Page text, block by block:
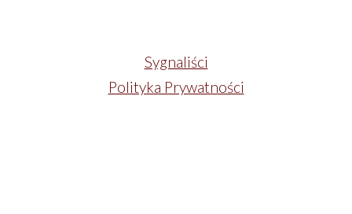
Sygnaliści
Polityka Prywatności